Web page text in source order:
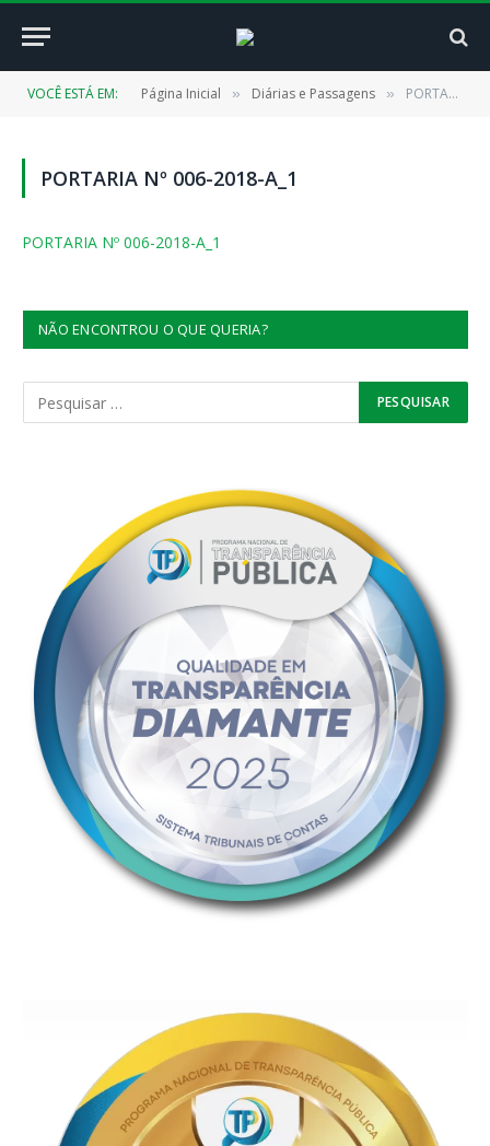
VOCÊ ESTÁ EM: Página Inicial » Diárias e Passagens » PORTARIA Nº 006-2018-A_1
PORTARIA Nº 006-2018-A_1
PORTARIA Nº 006-2018-A_1
NÃO ENCONTROU O QUE QUERIA?